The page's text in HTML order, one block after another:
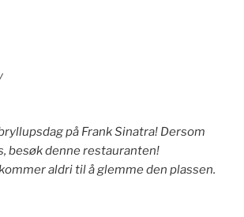
på Frank Sinatra! Dersom
besøk denne restauranten!
aldri til å glemme den plassen.